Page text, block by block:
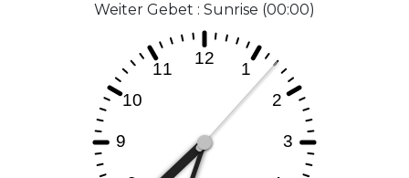
Weiter Gebet : Sunrise (00:00)